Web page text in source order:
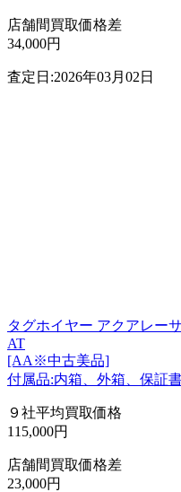
店舗間買取価格差
34,000円
査定日:2026年03月02日
タグホイヤー アクアレー
AT
[AA※中古美品]
付属品:内箱、外箱、保証
９社平均買取価格
115,000円
店舗間買取価格差
23,000円